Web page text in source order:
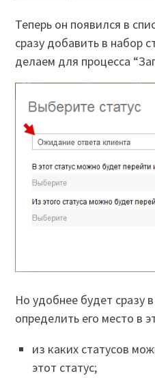
Теперь он появился в
сразу добавить в набор
делаем для процесса
Но удобнее будет сразу
определить его место в
из каких статусов
этот статус;